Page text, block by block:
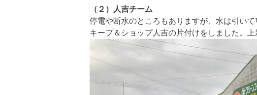
（２）人吉チーム
停電や断水のところもありますが、水は引い
キープ＆ショップ人吉の片付けをしました。